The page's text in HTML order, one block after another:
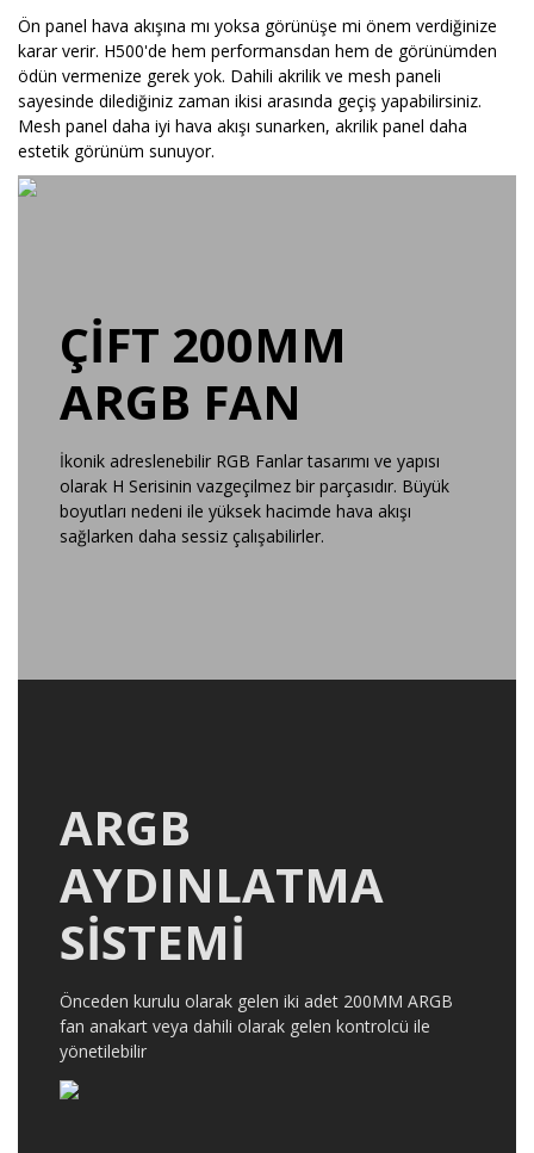
Ön panel hava akışına mı yoksa görünüşe mi önem verdiğinize
karar verir. H500'de hem performansdan hem de görünümden
ödün vermenize gerek yok. Dahili akrilik ve mesh paneli
sayesinde dilediğiniz zaman ikisi arasında geçiş yapabilirsiniz.
Mesh panel daha iyi hava akışı sunarken, akrilik panel daha
estetik görünüm sunuyor.
ÇİFT 200MM
ARGB FAN
İkonik adreslenebilir RGB Fanlar tasarımı ve yapısı
olarak H Serisinin vazgeçilmez bir parçasıdır. Büyük
boyutları nedeni ile yüksek hacimde hava akışı
sağlarken daha sessiz çalışabilirler.
ARGB
AYDINLATMA
SİSTEMİ
Önceden kurulu olarak gelen iki adet 200MM ARGB
fan anakart veya dahili olarak gelen kontrolcü ile
yönetilebilir